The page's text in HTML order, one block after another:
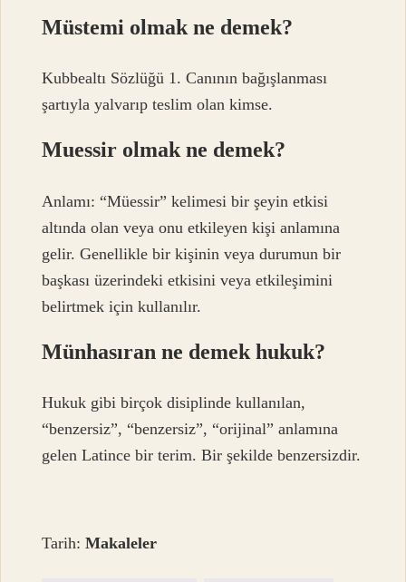
Müstemi olmak ne demek?
Kubbealtı Sözlüğü 1. Canının bağışlanması
şartıyla yalvarıp teslim olan kimse.
Muessir olmak ne demek?
Anlamı: “Müessir” kelimesi bir şeyin etkisi
altında olan veya onu etkileyen kişi anlamına
gelir. Genellikle bir kişinin veya durumun bir
başkası üzerindeki etkisini veya etkileşimini
belirtmek için kullanılır.
Münhasıran ne demek hukuk?
Hukuk gibi birçok disiplinde kullanılan,
“benzersiz”, “benzersiz”, “orijinal” anlamına
gelen Latince bir terim. Bir şekilde benzersizdir.
Tarih:Makaleler